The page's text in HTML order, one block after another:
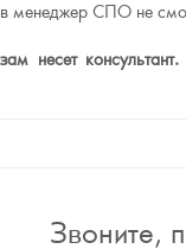
менеджер СПО не
несет
Звоните,